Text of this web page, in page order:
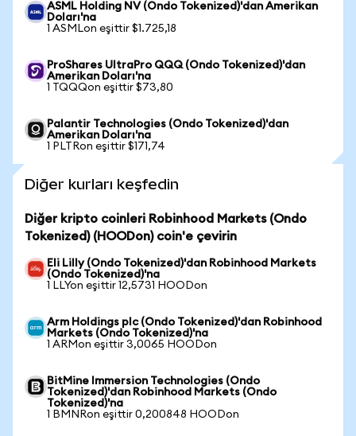
ASML Holding NV (Ondo Tokenized)'dan Amerikan
Doları'na
1 ASMLon eşittir $1.725,18
ProShares UltraPro QQQ (Ondo Tokenized)'dan
Amerikan Doları'na
1 TQQQon eşittir $73,80
Palantir Technologies (Ondo Tokenized)'dan
Amerikan Doları'na
1 PLTRon eşittir $171,74
Diğer kurları keşfedin
Diğer kripto coinleri Robinhood Markets (Ondo
Tokenized) (HOODon) coin'e çevirin
Eli Lilly (Ondo Tokenized)'dan Robinhood Markets
(Ondo Tokenized)'na
1 LLYon eşittir 12,5731 HOODon
Arm Holdings plc (Ondo Tokenized)'dan Robinhood
Markets (Ondo Tokenized)'na
1 ARMon eşittir 3,0065 HOODon
BitMine Immersion Technologies (Ondo
Tokenized)'dan Robinhood Markets (Ondo
Tokenized)'na
1 BMNRon eşittir 0,200848 HOODon